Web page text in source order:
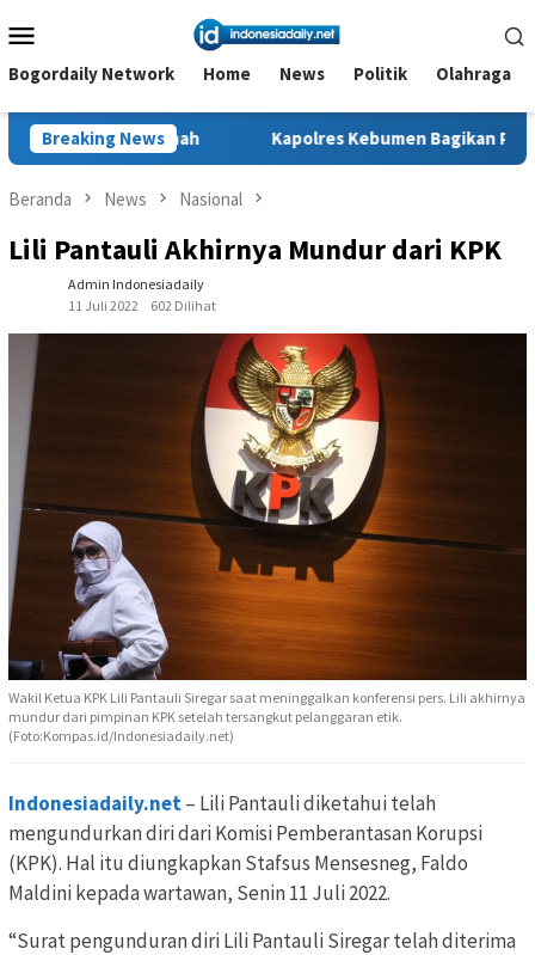
ke
kontenMobile
Bogordaily Network Home News Politik Olahraga
Breaking NewsKapolres Kebumen Bagikan Perlengkapan Sekolah
Beranda News Nasional
Lili Pantauli Akhirnya Mundur dari KPK
Admin Indonesiadaily
11 Juli 2022
602 Dilihat
Wakil Ketua KPK Lili Pantauli Siregar saat meninggalkan konferensi pers. Lili akhirnya
mundur dari pimpinan KPK setelah tersangkut pelanggaran etik.
(Foto:Kompas.id/Indonesiadaily.net)
Indonesiadaily.net– Lili Pantauli diketahui telah
mengundurkan diri dari Komisi Pemberantasan Korupsi
(KPK). Hal itu diungkapkan Stafsus Mensesneg, Faldo
Maldini kepada wartawan, Senin 11 Juli 2022.
“Surat pengunduran diri Lili Pantauli Siregar telah diterima